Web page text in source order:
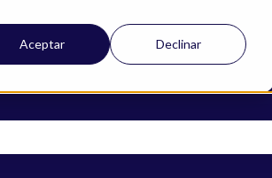
Aceptar Declinar